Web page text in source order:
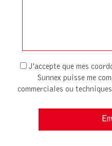
J'accepte que mes
Sunnex puisse me
commerciales ou